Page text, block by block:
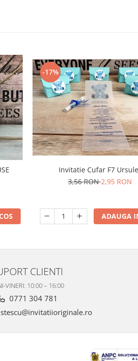
-17%
Invitatie Cufar F7
3,56 RON2,95 RON
ADAUGA
CLIENTI
VINERI: 10:00 – 16:00
0771 304 781